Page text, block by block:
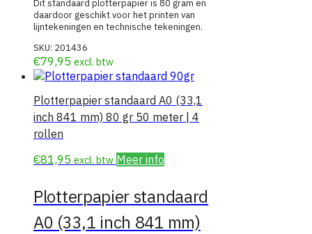
Dit standaard plotterpapier is 80 gram en
daardoor geschikt voor het printen van
lijntekeningen en technische tekeningen.
SKU: 201436
€79,95 excl. btw
Plotterpapier standaard A0 (33,1
inch 841 mm) 80 gr 50 meter | 4
rollen
€81,95 excl. btw Meer info
Plotterpapier standaard
A0 (33,1 inch 841 mm)